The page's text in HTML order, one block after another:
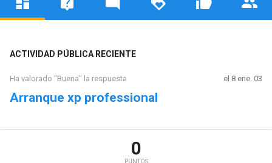
ACTIVIDAD PÚBLICA RECIENTE
Ha valorado "Buena" la respuesta el 8 ene. 03
Arranque xp professional
0
PUNTOS